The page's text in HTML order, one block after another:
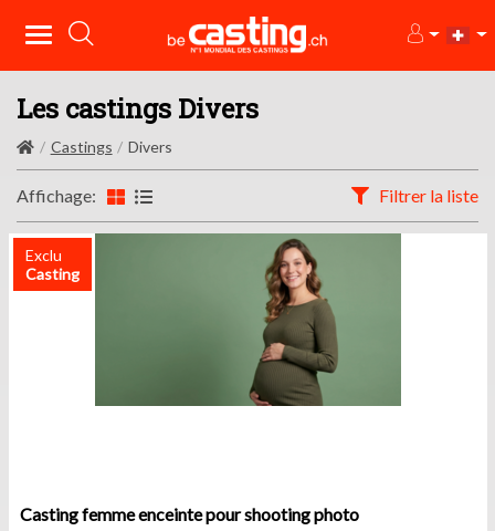
Les castings Divers
Castings Divers
Affichage: Filtrer la liste
Exclu
Casting
Casting femme enceinte pour shooting photo